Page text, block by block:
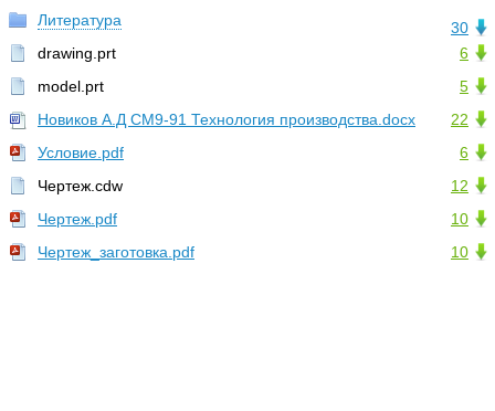
30
Литература
6
drawing.prt
5
model.prt
22
Новиков А.Д СМ9-91 Технология производства.docx
6
Условие.pdf
12
Чертеж.cdw
10
Чертеж.pdf
10
Чертеж_заготовка.pdf